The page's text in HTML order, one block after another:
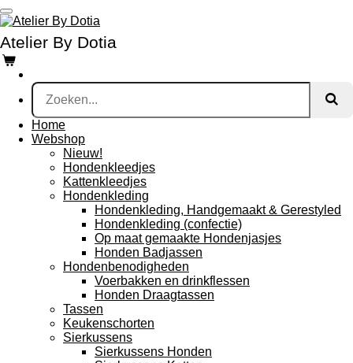
Ga
direct
naar
de
hoofdinhoud
Atelier By Dotia
Home
Webshop
Nieuw!
Hondenkleedjes
Kattenkleedjes
Hondenkleding
Hondenkleding, Handgemaakt & Gerestyled
Hondenkleding (confectie)
Op maat gemaakte Hondenjasjes
Honden Badjassen
Hondenbenodigheden
Voerbakken en drinkflessen
Honden Draagtassen
Tassen
Keukenschorten
Sierkussens
Sierkussens Honden